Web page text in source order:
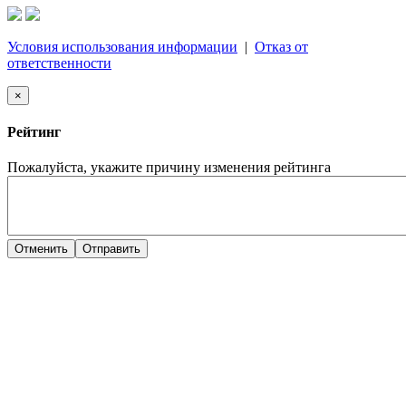
Условия использования информации | Отказ от
ответственности
×
Рейтинг
Пожалуйста, укажите причину изменения рейтинга
Отменить Отправить